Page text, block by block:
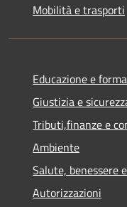
Mobilità e trasporti
Educazione e
Giustizia e
Tributi,finanze e
Ambiente
Salute, benessere
Autorizzazioni